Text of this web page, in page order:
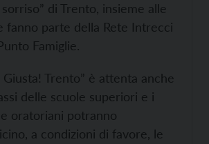
di Trento, insieme alle
fanno parte della Rete Intrecci
Famiglie.
Giusta! Trento” è attenta anche
delle scuole superiori e i
oratoriani potranno
a condizioni di favore, le